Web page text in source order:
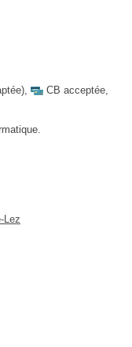
, CB acceptée,
Lez